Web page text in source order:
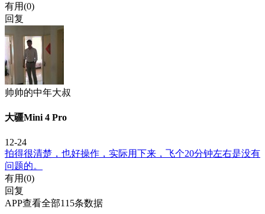
有用(0)
回复
帅帅的中年大叔
大疆Mini 4 Pro
12-24
拍得很清楚，也好操作，实际用下来，飞个20分钟左右是没有
问题的。
有用(0)
回复
APP查看全部115条数据